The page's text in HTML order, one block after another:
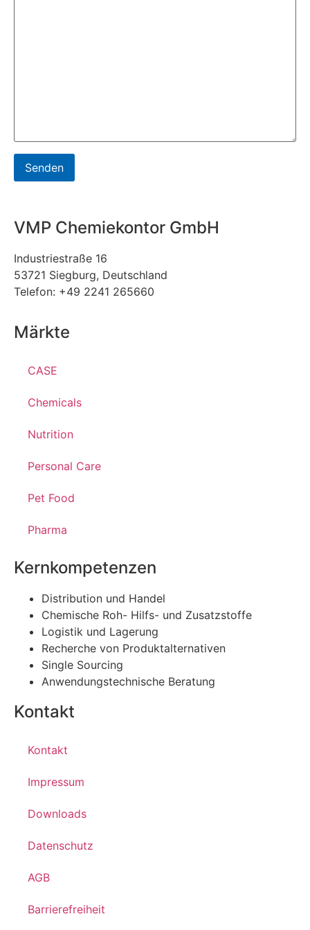
VMP Chemiekontor GmbH
Industriestraße 16
53721 Siegburg, Deutschland
Telefon: +49 2241 265660
Märkte
CASE
Chemicals
Nutrition
Personal Care
Pet Food
Pharma
Kernkompetenzen
Distribution und Handel
Chemische Roh- Hilfs- und Zusatzstoffe
Logistik und Lagerung
Recherche von Produktalternativen
Single Sourcing
Anwendungstechnische Beratung
Kontakt
Kontakt
Impressum
Downloads
Datenschutz
AGB
Barrierefreiheit